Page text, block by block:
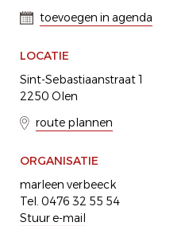
toevoegen in agenda
LOCATIE
Sint-Sebastiaanstraat 1
2250 Olen
route plannen
ORGANISATIE
marleen verbeeck
Tel. 0476 32 55 54
Stuur e-mail